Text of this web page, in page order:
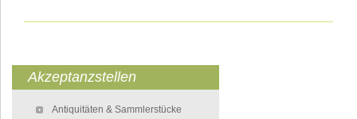
Akzeptanzstellen
Antiquitäten & Sammlerstücke